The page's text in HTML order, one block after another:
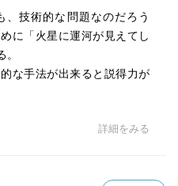
、技術的な問題なのだろう
に「火星に運河が見えてし
な手法が出来ると説得力が
詳細をみる